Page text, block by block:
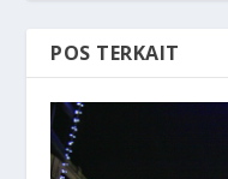
POS TERKAIT